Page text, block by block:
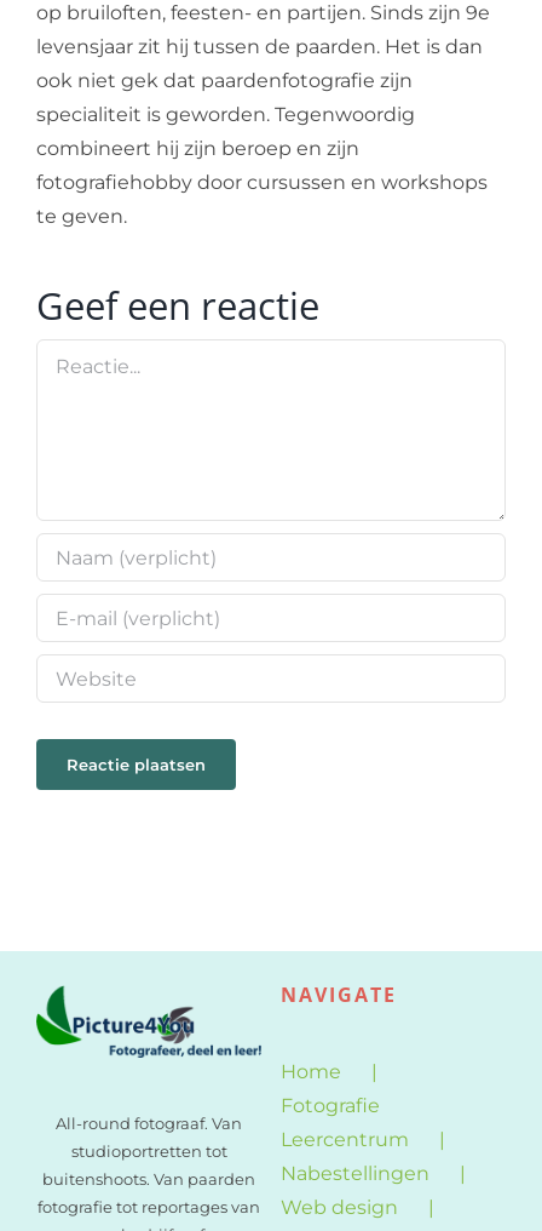
op bruiloften, feesten- en partijen. Sinds zijn 9e
levensjaar zit hij tussen de paarden. Het is dan
ook niet gek dat paardenfotografie zijn
specialiteit is geworden. Tegenwoordig
combineert hij zijn beroep en zijn
fotografiehobby door cursussen en workshops
te geven.
Geef een reactie
Reactie
All-round fotograaf. Van
studioportretten tot
buitenshoots. Van paarden
fotografie tot reportages van
NAVIGATE
Home
Fotografie
Leercentrum
Nabestellingen
Web design